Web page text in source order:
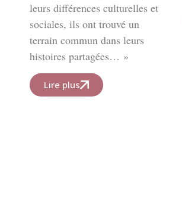
leurs différences culturelles et
sociales, ils ont trouvé un
terrain commun dans leurs
histoires partagées… »
Lire plus